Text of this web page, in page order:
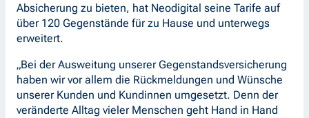
Absicherung zu bieten, hat Neodigital seine Tarife auf
über 120 Gegenstände für zu Hause und unterwegs
erweitert.
„Bei der Ausweitung unserer Gegenstandsversicherung
haben wir vor allem die Rückmeldungen und Wünsche
unserer Kunden und Kundinnen umgesetzt. Denn der
veränderte Alltag vieler Menschen geht Hand in Hand